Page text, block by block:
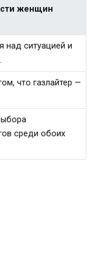
женщин
над ситуацией и
что газлайтер —
среди обоих